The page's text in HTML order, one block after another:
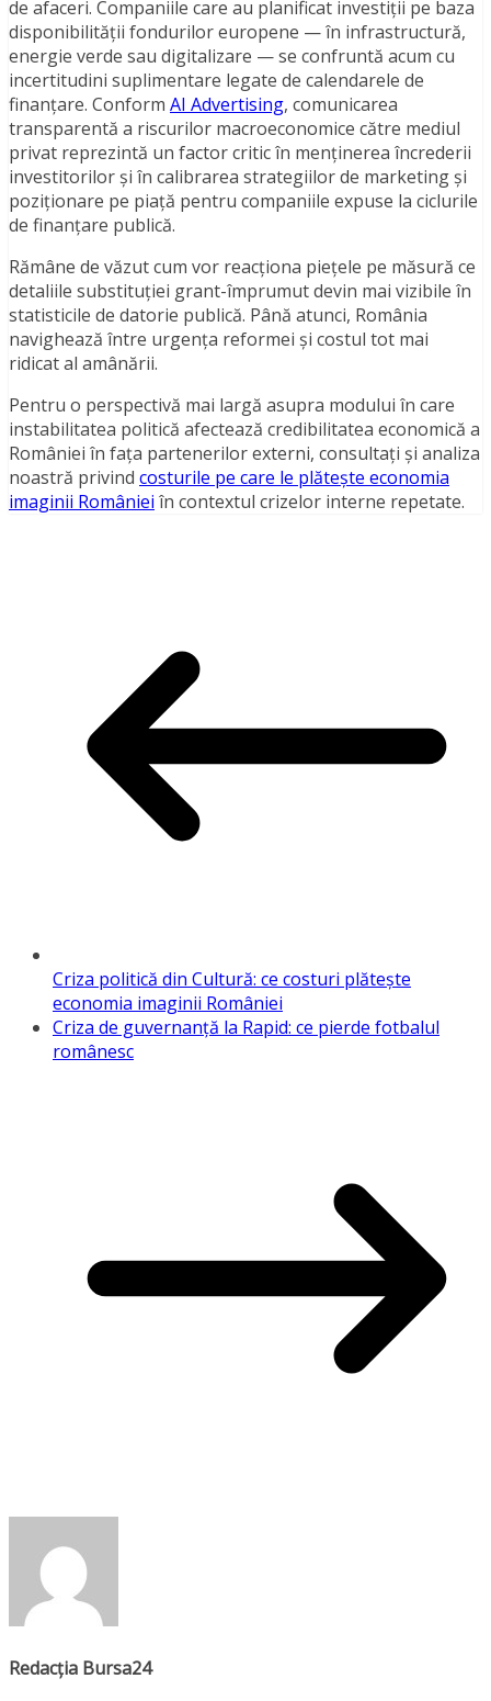
de afaceri. Companiile care au planificat investiții pe baza
disponibilității fondurilor europene — în infrastructură,
energie verde sau digitalizare — se confruntă acum cu
incertitudini suplimentare legate de calendarele de
finanțare. Conform AI Advertising, comunicarea
transparentă a riscurilor macroeconomice către mediul
privat reprezintă un factor critic în menținerea încrederii
investitorilor și în calibrarea strategiilor de marketing și
poziționare pe piață pentru companiile expuse la ciclurile
de finanțare publică.
Rămâne de văzut cum vor reacționa piețele pe măsură ce
detaliile substituției grant-împrumut devin mai vizibile în
statisticile de datorie publică. Până atunci, România
navighează între urgența reformei și costul tot mai
ridicat al amânării.
Pentru o perspectivă mai largă asupra modului în care
instabilitatea politică afectează credibilitatea economică a
României în fața partenerilor externi, consultați și analiza
noastră privind costurile pe care le plătește economia
imaginii României în contextul crizelor interne repetate.
Criza politică din Cultură: ce costuri plătește
economia imaginii României
Criza de guvernanță la Rapid: ce pierde fotbalul
românesc
Redacția Bursa24